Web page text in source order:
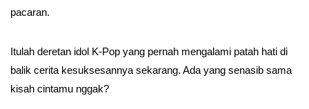
pacaran.
Itulah deretan idol K-Pop yang pernah mengalami patah hati di
balik cerita kesuksesannya sekarang. Ada yang senasib sama
kisah cintamu nggak?